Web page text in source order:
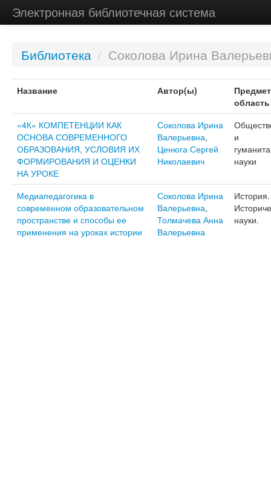
Электронная библиотечная система
Библиотека / Соколова Ирина
Название Автор(ы)
область
«4К» КОМПЕТЕНЦИИ КАК
ОСНОВА СОВРЕМЕННОГО
ОБРАЗОВАНИЯ, УСЛОВИЯ ИХ
ФОРМИРОВАНИЯ И ОЦЕНКИ
НА УРОКЕ
Соколова Ирина
Валерьевна,
Ценюга Сергей
Николаевич
и
науки
Медиапедагогика в
современном образовательном
пространстве и способы ее
применения на уроках истории
Соколова Ирина
Валерьевна,
Толмачева Анна
Валерьевна
История.
науки.